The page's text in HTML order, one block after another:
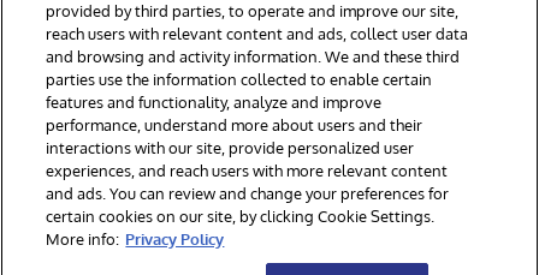
© 1996-2026Y InterSystems Corporation, Boston, MA. All Rights
Reserved.
お知らせ／ご利用規約
プライバシーステートメント
保証について
アクセシビリティ
provided by third parties, to operate and improve our site,
reach users with relevant content and ads, collect user data
and browsing and activity information. We and these third
parties use the information collected to enable certain
features and functionality, analyze and improve
performance, understand more about users and their
interactions with our site, provide personalized user
experiences, and reach users with more relevant content
and ads. You can review and change your preferences for
certain cookies on our site, by clicking Cookie Settings.
More info: Privacy Policy